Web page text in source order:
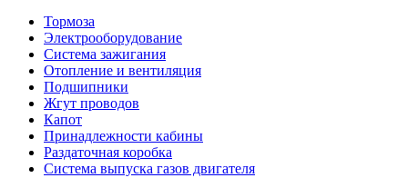
Тормоза
Электрооборудование
Система зажигания
Отопление и вентиляция
Подшипники
Жгут проводов
Капот
Принадлежности кабины
Раздаточная коробка
Система выпуска газов двигателя